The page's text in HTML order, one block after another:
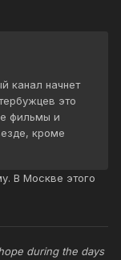
канал начнет
это
фильмы и
кроме
В Москве этого
during the days